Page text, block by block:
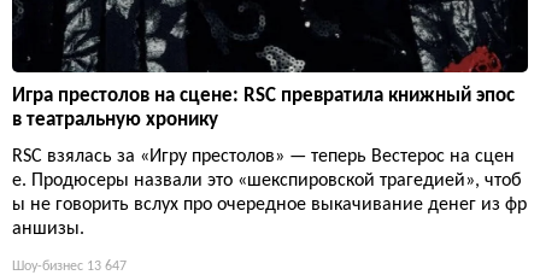
Игра престолов на сцене: RSC превратила книжный эпос
в театральную хронику
RSC взялась за «Игру престолов» — теперь Вестерос на сцен
е. Продюсеры назвали это «шекспировской трагедией», чтоб
ы не говорить вслух про очередное выкачивание денег из фр
аншизы.
Шоу-бизнес 13 647